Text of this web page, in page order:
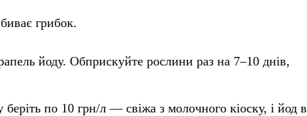
грибок.
йоду. Обприскуйте рослини раз на 7–10 днів,
по 10 грн/л — свіжа з молочного кіоску, і йод в